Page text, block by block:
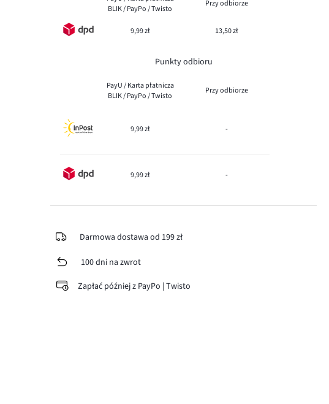
BLIK / PayPo / Twisto
Przy odbiorze
9,99 zł 13,50 zł
Punkty odbioru
PayU / Karta płatnicza
BLIK / PayPo / Twisto
Przy odbiorze
9,99 zł -
9,99 zł -
Darmowa dostawa od 199 zł
100 dni na zwrot
Zapłać później z PayPo | Twisto